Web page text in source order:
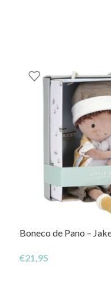
Boneco de Pano –
€21,95